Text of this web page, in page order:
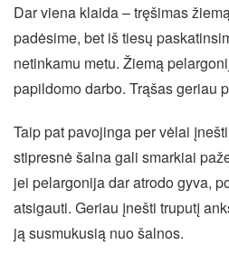
Dar viena klaida – tręšimas
padėsime, bet iš tiesų
netinkamu metu. Žiemą
papildomo darbo. Trąšas geriau
Taip pat pavojinga per vėlai
stipresnė šalna gali smarkiai
jei pelargonija dar atrodo gyva,
atsigauti. Geriau įnešti truputį
ją susmukusią nuo šalnos.